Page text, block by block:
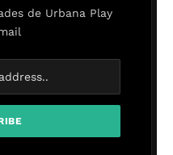
de Urbana Play